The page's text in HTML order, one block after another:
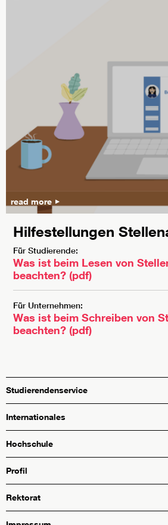
read more
Hilfestellungen
Für Studierende:
Was ist beim Lesen von
beachten? (pdf)
Für Unternehmen:
Was ist beim Schreiben von
beachten? (pdf)
Studierendenservice
Internationales
Hochschule
Profil
Rektorat